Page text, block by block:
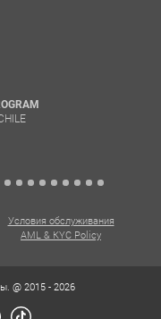
Условия обслуживания
AML & KYC Policy
@ 2015 - 2026